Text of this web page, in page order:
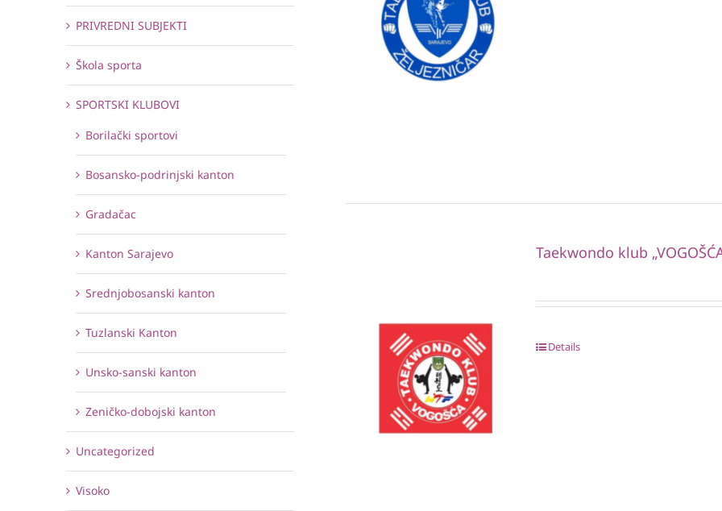
Taekwondo klub
Details
PRIVREDNI SUBJEKTI
Škola sporta
SPORTSKI KLUBOVI
Borilački sportovi
Bosansko-podrinjski kanton
Gradačac
Kanton Sarajevo
Srednjobosanski kanton
Tuzlanski Kanton
Unsko-sanski kanton
Zeničko-dobojski kanton
Uncategorized
Visoko